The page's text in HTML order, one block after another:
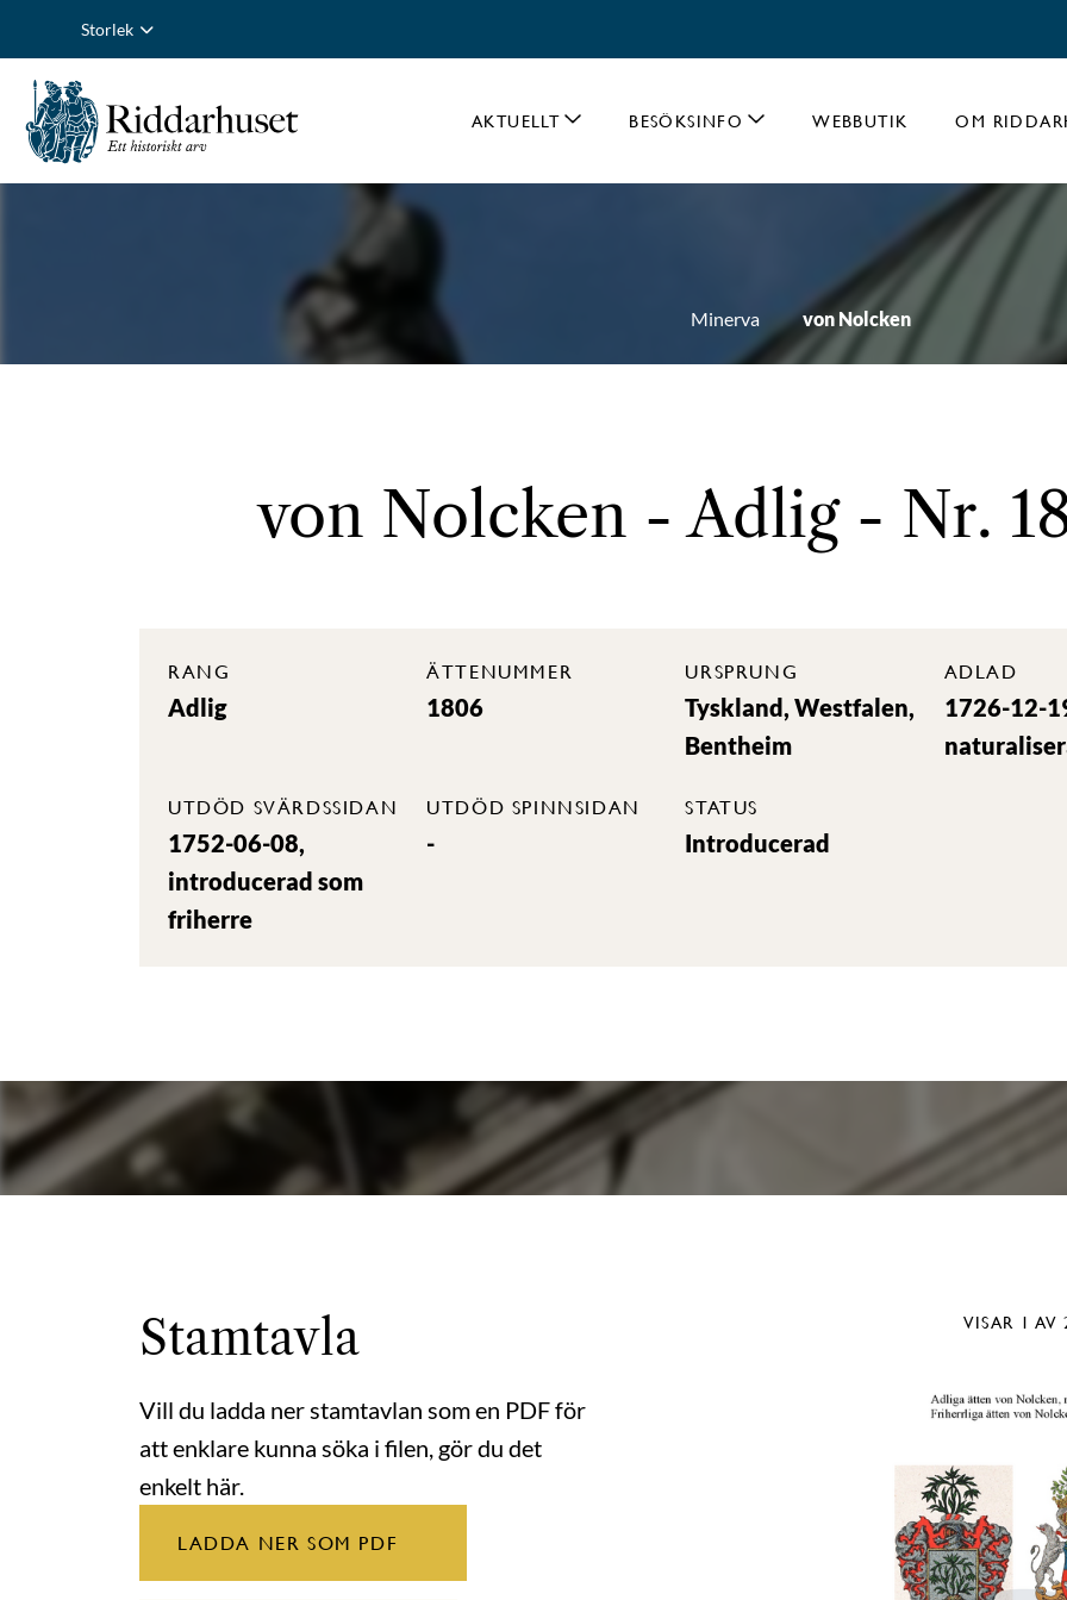
Storlek
AKTUELLT BESÖKSINFO WEBBUTIK OM
Minerva von Nolcken
von Nolcken - Adlig - Nr.
RANG
Adlig
ÄTTENUMMER
1806
URSPRUNG
Tyskland, Westfalen,
Bentheim
ADLAD
1726-12-
UTDÖD SVÄRDSSIDAN
1752-06-08,
introducerad som
friherre
UTDÖD SPINNSIDAN
-
STATUS
Introducerad
Stamtavla
Vill du ladda ner stamtavlan som en PDF för
att enklare kunna söka i filen, gör du det
enkelt här.
LADDA NER SOM PDF
VISAR 1 AV